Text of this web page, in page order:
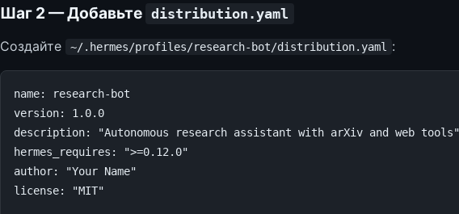
Шаг 2 — Добавьте distribution.yaml
Создайте
~/.hermes/profiles/research-bot/distribution.yaml :
name:
research-bot
version:
1.0.0
description: "Autonomous research assistant with arXiv and web tools"
hermes_requires :
">=0.12.0"
author: "Your Name"
license: "MIT"